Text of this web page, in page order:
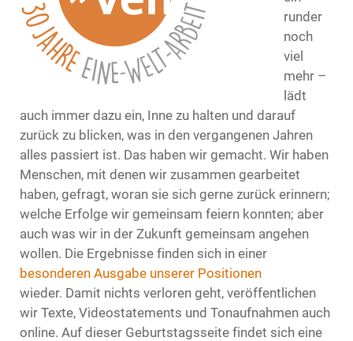
runder
noch
viel
mehr –
lädt
auch immer dazu ein, Inne zu halten und darauf
zurück zu blicken, was in den vergangenen Jahren
alles passiert ist. Das haben wir gemacht. Wir haben
Menschen, mit denen wir zusammen gearbeitet
haben, gefragt, woran sie sich gerne zurück erinnern;
welche Erfolge wir gemeinsam feiern konnten; aber
auch was wir in der Zukunft gemeinsam angehen
wollen. Die Ergebnisse finden sich in einer
besonderen Ausgabe unserer Positionen
wieder. Damit nichts verloren geht, veröffentlichen
wir Texte, Videostatements und Tonaufnahmen auch
online. Auf dieser Geburtstagsseite findet sich eine